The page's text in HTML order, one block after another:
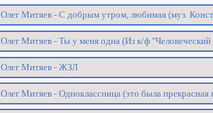
Олег Митяев - С добрым утром, любимая (муз.
Олег Митяев - Ты у меня одна (Из к/ф
Олег Митяев - ЖЗЛ
Олег Митяев - Одноклассница (это была прекрасная